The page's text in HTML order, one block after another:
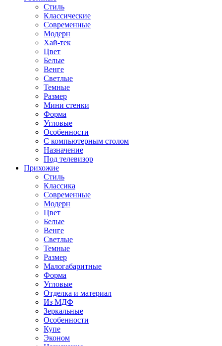
Стиль
Классические
Современные
Модерн
Хай-тек
Цвет
Белые
Венге
Светлые
Темные
Размер
Мини стенки
Форма
Угловые
Особенности
С компьютерным столом
Назначение
Под телевизор
Прихожие
Стиль
Классика
Современные
Модерн
Цвет
Белые
Венге
Светлые
Темные
Размер
Малогабаритные
Форма
Угловые
Отделка и материал
Из МДФ
Зеркальные
Особенности
Купе
Эконом